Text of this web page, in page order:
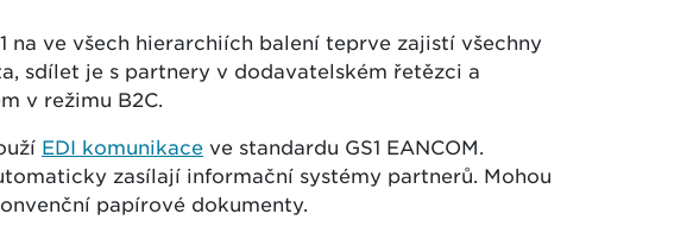
na ve všech hierarchiích balení teprve zajistí všechny
sdílet je s partnery v dodavatelském řetězci a
v režimu B2C.
EDI komunikace ve standardu GS1 EANCOM.
zasílají informační systémy partnerů. Mohou
papírové dokumenty.